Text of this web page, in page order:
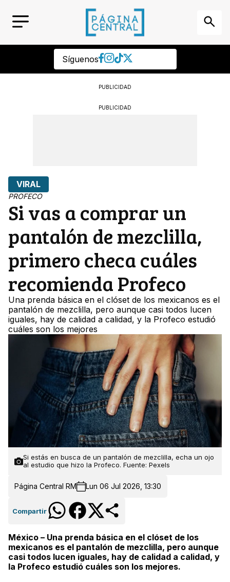
Síguenos
PUBLICIDAD
PUBLICIDAD
VIRAL
PROFECO
Si vas a comprar un
pantalón de mezclilla,
primero checa cuáles
recomienda Profeco
Una prenda básica en el clóset de los mexicanos es el
pantalón de mezclilla, pero aunque casi todos lucen
iguales, hay de calidad a calidad, y la Profeco estudió
cuáles son los mejores
Si estás en busca de un pantalón de mezclilla, echa un ojo
al estudio que hizo la Profeco. Fuente: Pexels
Página Central RM Lun 06 Jul 2026, 13:30
Compartir
México – Una prenda básica en el clóset de los
mexicanos es el pantalón de mezclilla, pero aunque
casi todos lucen iguales, hay de calidad a calidad, y
la Profeco estudió cuáles son los mejores.